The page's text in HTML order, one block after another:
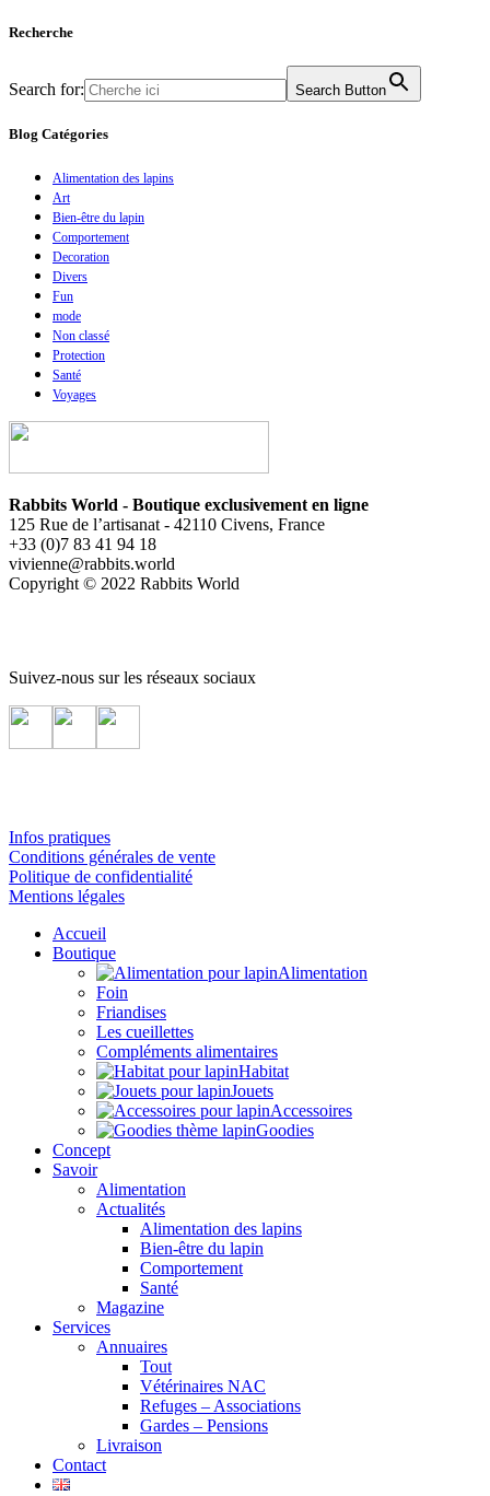
Recherche
Search for: Search Button
Blog Catégories
Alimentation des lapins
Art
Bien-être du lapin
Comportement
Decoration
Divers
Fun
mode
Non classé
Protection
Santé
Voyages
Rabbits World - Boutique exclusivement en ligne
125 Rue de l’artisanat - 42110 Civens, France
+33 (0)7 83 41 94 18
vivienne@rabbits.world
Copyright © 2022 Rabbits World
Suivez-nous sur les réseaux sociaux
Infos pratiques
Conditions générales de vente
Politique de confidentialité
Mentions légales
Accueil
Boutique
Alimentation
Foin
Friandises
Les cueillettes
Compléments alimentaires
Habitat
Jouets
Accessoires
Goodies
Concept
Savoir
Alimentation
Actualités
Alimentation des lapins
Bien-être du lapin
Comportement
Santé
Magazine
Services
Annuaires
Tout
Vétérinaires NAC
Refuges – Associations
Gardes – Pensions
Livraison
Contact